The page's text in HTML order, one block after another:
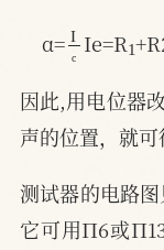
α=Ic Ie=R
因此,用电位器
声的位置，就可
测试器的电路
它可用П6或